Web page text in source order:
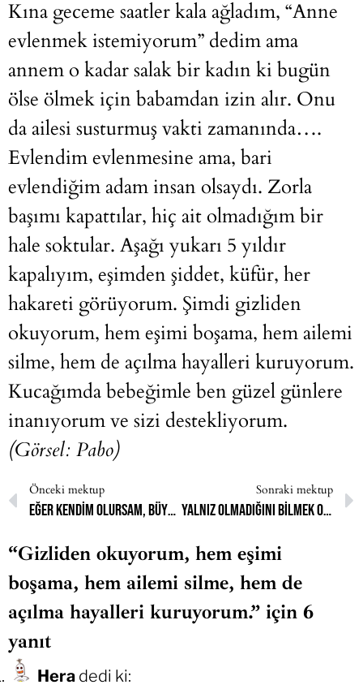
Kına geceme saatler kala ağladım, “Anne
evlenmek istemiyorum” dedim ama
annem o kadar salak bir kadın ki bugün
ölse ölmek için babamdan izin alır. Onu
da ailesi susturmuş vakti zamanında….
Evlendim evlenmesine ama, bari
evlendiğim adam insan olsaydı. Zorla
başımı kapattılar, hiç ait olmadığım bir
hale soktular. Aşağı yukarı 5 yıldır
kapalıyım, eşimden şiddet, küfür, her
hakareti görüyorum. Şimdi gizliden
okuyorum, hem eşimi boşama, hem ailemi
silme, hem de açılma hayalleri kuruyorum.
Kucağımda bebeğimle ben güzel günlere
inanıyorum ve sizi destekliyorum.
(Görsel: Pabo)
Önceki mektup
Eğer kendim olursam, büyük ihtimalle ailem olmaz.
Sonraki mektup
Yalnız olmadığını bilmek o kadar güzel ki.
“Gizliden okuyorum, hem eşimi
boşama, hem ailemi silme, hem de
açılma hayalleri kuruyorum.” için 6
yanıt
Hera dedi ki: